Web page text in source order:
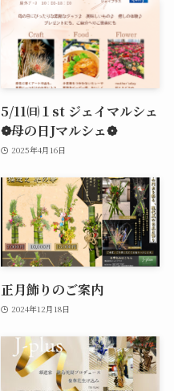
5/11㈰１st ジェイマルシェ
❁母の日Jマルシェ❁
2025年4月16日
正月飾りのご案内
2024年12月18日